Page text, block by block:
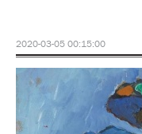
2020-03-05 00:15:00